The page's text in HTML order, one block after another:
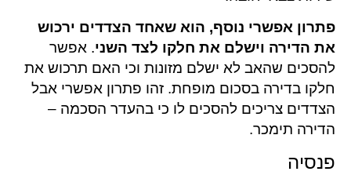
פתרון אפשרי נוסף, הוא שאחד הצדדים ירכוש
את הדירה וישלם את חלקו לצד השני. אפשר
להסכים שהאב לא ישלם מזונות וכי האם תרכוש את
חלקו בדירה בסכום מופחת. זהו פתרון אפשרי אבל
הצדדים צריכים להסכים לו כי בהעדר הסכמה –
הדירה תימכר.
פנסיה